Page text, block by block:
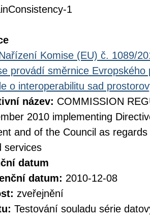
1
Komise (EU) č. 1089/
provádí směrnice
o interoperabilitu sad
název: COMMISSION
2010 implementing
and of the Council as
services
datum
datum: 2010-12-08
zveřejnění
Testování souladu série